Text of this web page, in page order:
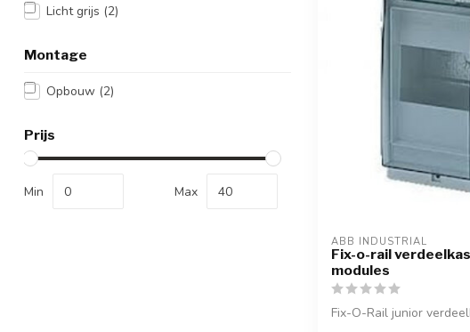
Licht grijs (2)
Montage
Opbouw (2)
Prijs
Min Max
ABB INDUSTRIAL
Fix-o-rail
modules
Fix-O-Rail junior